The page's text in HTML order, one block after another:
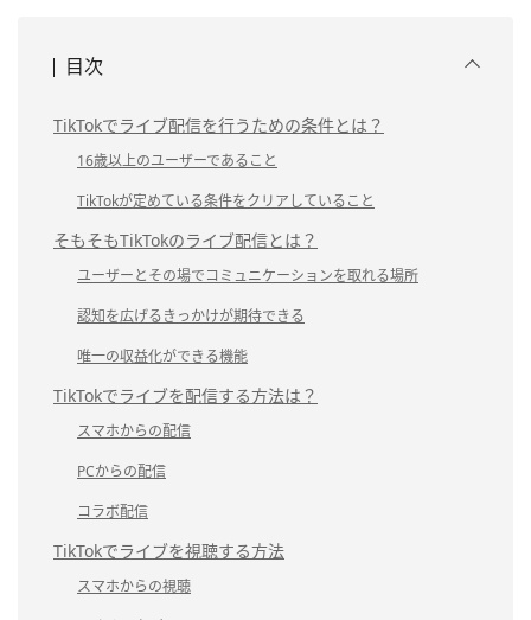
目次
TikTokでライブ配信を行うための条件とは？
16歳以上のユーザーであること
TikTokが定めている条件をクリアしていること
そもそもTikTokのライブ配信とは？
ユーザーとその場でコミュニケーションを取れる場所
認知を広げるきっかけが期待できる
唯一の収益化ができる機能
TikTokでライブを配信する方法は？
スマホからの配信
PCからの配信
コラボ配信
TikTokでライブを視聴する方法
スマホからの視聴